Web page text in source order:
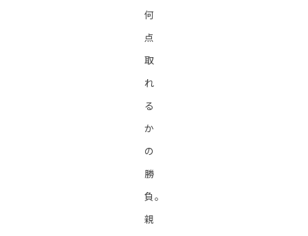
何
点
取
れ
る
か
の
勝
負。
親